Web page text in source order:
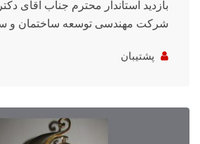
بازدید استاندار محترم جناب آقای
شرکت مهندسی توسعه ساختمان و
پشتیبان